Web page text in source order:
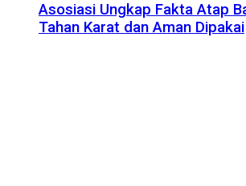
Asosiasi Ungkap Fakta Atap
Tahan Karat dan Aman Dipakai